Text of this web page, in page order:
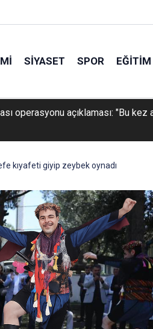
SIYASET SPOR EĞITIM
operasyonu açıklaması: "Bu
kıyafeti giyip zeybek oynadı